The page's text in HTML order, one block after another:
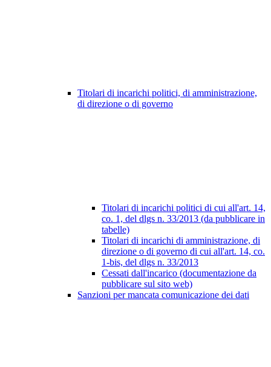
Titolari di incarichi politici, di amministrazione,
di direzione o di governo
Titolari di incarichi politici di cui all'art. 14,
co. 1, del dlgs n. 33/2013 (da pubblicare in
tabelle)
Titolari di incarichi di amministrazione, di
direzione o di governo di cui all'art. 14, co.
1-bis, del dlgs n. 33/2013
Cessati dall'incarico (documentazione da
pubblicare sul sito web)
Sanzioni per mancata comunicazione dei dati